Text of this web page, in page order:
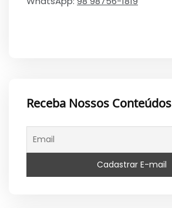
Receba Nossos Conteúdos